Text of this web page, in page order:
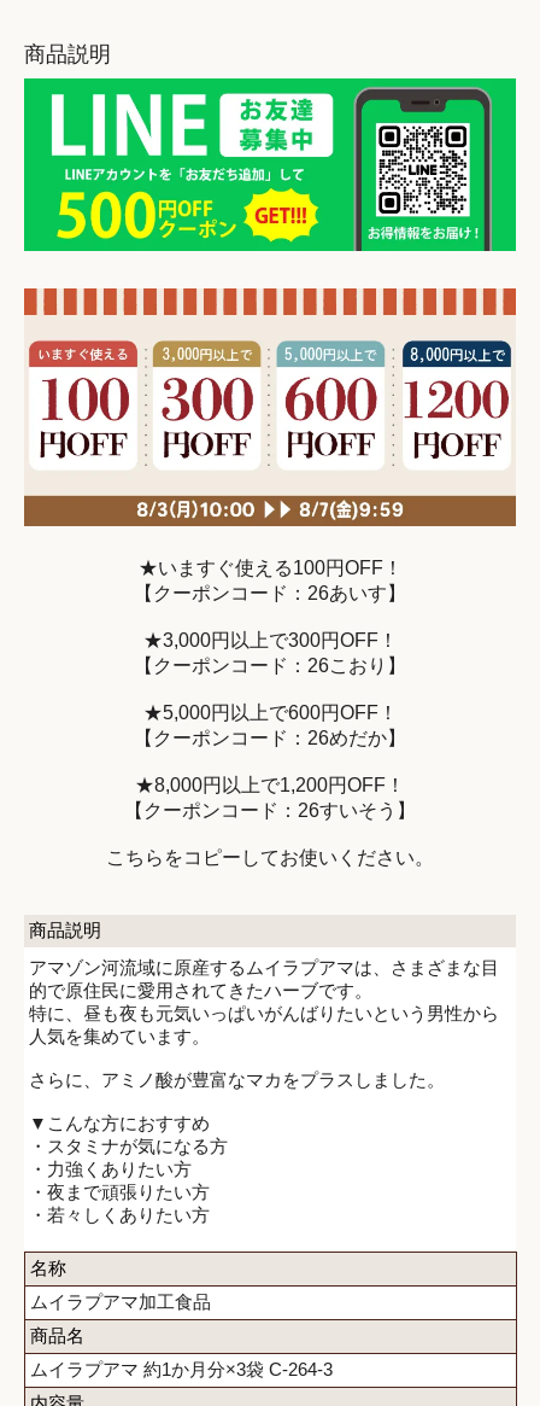
商品説明
★いますぐ使える100円OFF！
【クーポンコード：26あいす】
★3,000円以上で300円OFF！
【クーポンコード：26こおり】
★5,000円以上で600円OFF！
【クーポンコード：26めだか】
★8,000円以上で1,200円OFF！
【クーポンコード：26すいそう】
こちらをコピーしてお使いください。
商品説明
アマゾン河流域に原産するムイラプアマは、さまざまな目
的で原住民に愛用されてきたハーブです。
特に、昼も夜も元気いっぱいがんばりたいという男性から
人気を集めています。
さらに、アミノ酸が豊富なマカをプラスしました。
▼こんな方におすすめ
・スタミナが気になる方
・力強くありたい方
・夜まで頑張りたい方
・若々しくありたい方
名称
ムイラプアマ加工食品
商品名
ムイラプアマ 約1か月分×3袋 C-264-3